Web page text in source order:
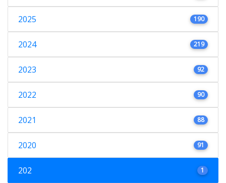
2025 190
2024 219
2023 92
2022 90
2021 88
2020 91
202 1